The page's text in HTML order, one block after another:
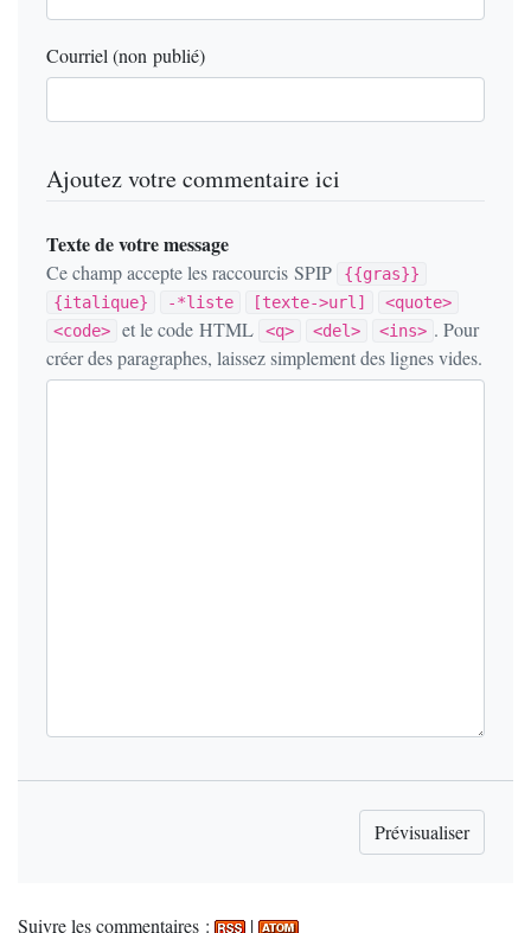
Courriel (non publié)
Ajoutez votre commentaire ici
Texte de votre message
Ce champ accepte les raccourcis SPIP
{{gras}}
{italique}
-*liste [texte->url]
<quote>
<code>
et le code HTML <q> <del> <ins> . Pour
créer des paragraphes, laissez simplement des lignes vides.
Suivre les commentaires : |